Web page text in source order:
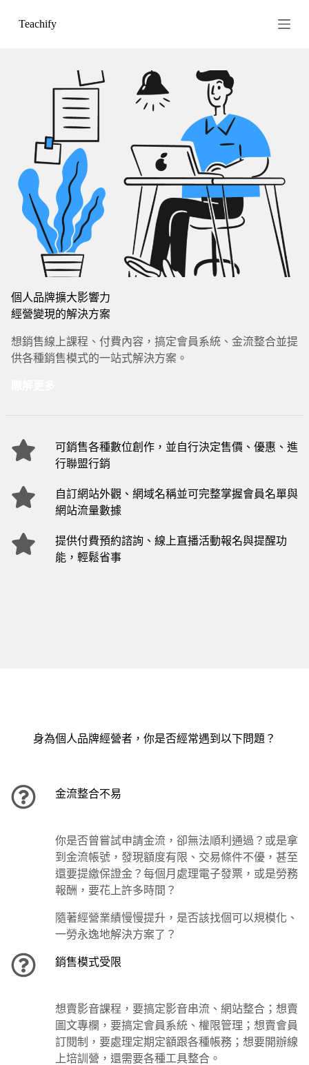
Teachify
個人品牌擴大影響力
經營變現的解決方案
想銷售線上課程、付費內容，搞定會員系統、金流整合並提
供各種銷售模式的一站式解決方案。
可銷售各種數位創作，並自行決定售價、優惠、進
行聯盟行銷
自訂網站外觀、網域名稱並可完整掌握會員名單與
網站流量數據
提供付費預約諮詢、線上直播活動報名與提醒功
能，輕鬆省事
身為個人品牌經營者，你是否經常遇到以下問題？
金流整合不易
你是否曾嘗試申請金流，卻無法順利通過？或是拿
到金流帳號，發現額度有限、交易條件不優，甚至
還要提繳保證金？每個月處理電子發票，或是勞務
報酬，要花上許多時間？
隨著經營業績慢慢提升，是否該找個可以規模化、
一勞永逸地解決方案了？
銷售模式受限
想賣影音課程，要搞定影音串流、網站整合；想賣
圖文專欄，要搞定會員系統、權限管理；想賣會員
訂閱制，要處理定期定額跟各種帳務；想要開辦線
上培訓營，還需要各種工具整合。